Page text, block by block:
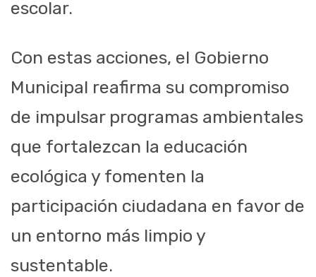
escolar.
Con estas acciones, el Gobierno
Municipal reafirma su compromiso
de impulsar programas ambientales
que fortalezcan la educación
ecológica y fomenten la
participación ciudadana en favor de
un entorno más limpio y
sustentable.